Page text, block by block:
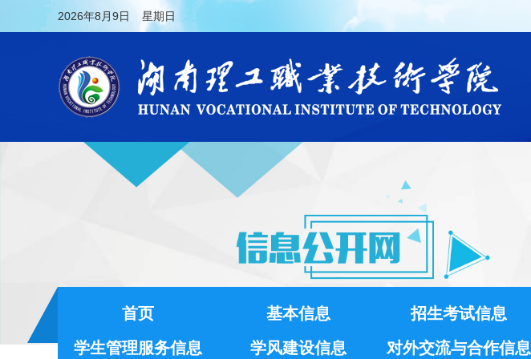
2026年8月9日 星期日
首页 基本信息 招生考试信息
学生管理服务信息
学风建设信息 对外交流与合作信息